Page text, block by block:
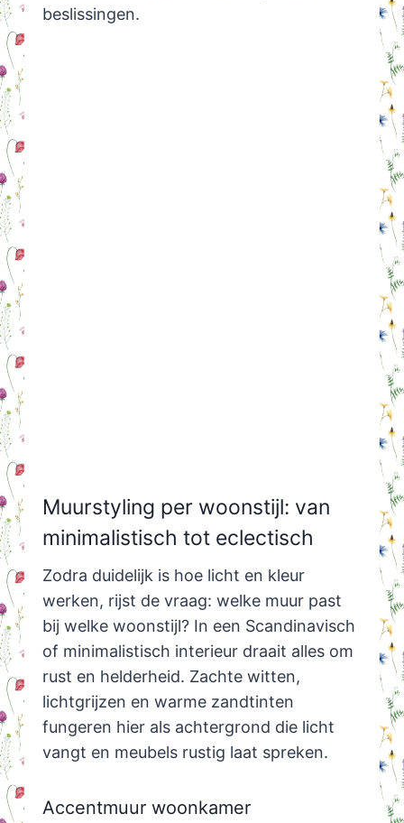
beslissingen.
Muurstyling per woonstijl: van
minimalistisch tot eclectisch
Zodra duidelijk is hoe licht en kleur
werken, rijst de vraag: welke muur past
bij welke woonstijl? In een Scandinavisch
of minimalistisch interieur draait alles om
rust en helderheid. Zachte witten,
lichtgrijzen en warme zandtinten
fungeren hier als achtergrond die licht
vangt en meubels rustig laat spreken.
Accentmuur woonkamer